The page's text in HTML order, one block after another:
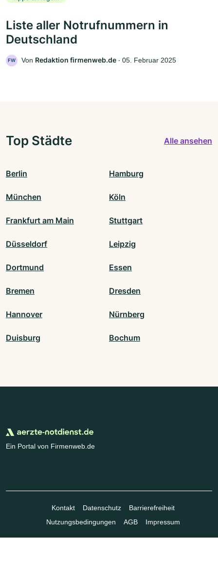
Liste aller Notrufnummern in
Deutschland
FW Von Redaktion firmenweb.de ‧ 05. Februar 2025
Top Städte Alle ansehen
Berlin Hamburg
München Köln
Frankfurt am Main Stuttgart
Düsseldorf Leipzig
Dortmund Essen
Bremen Dresden
Hannover Nürnberg
Duisburg Bochum
Ein Portal von Firmenweb.de
Kontakt Datenschutz
Barrierefreiheit
Nutzungsbedingungen
AGB Impressum